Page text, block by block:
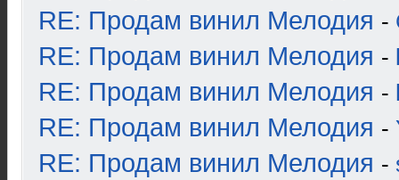
RE: Продам винил Мелодия -
RE: Продам винил Мелодия -
RE: Продам винил Мелодия -
RE: Продам винил Мелодия -
RE: Продам винил Мелодия -